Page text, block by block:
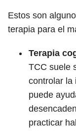
Estos son
terapia para el
Terapia
TCC suele
controlar la
puede
practicar